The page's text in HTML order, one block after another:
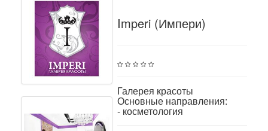
Imperi (Импери)
Галерея красоты
Основные направления:
- косметология